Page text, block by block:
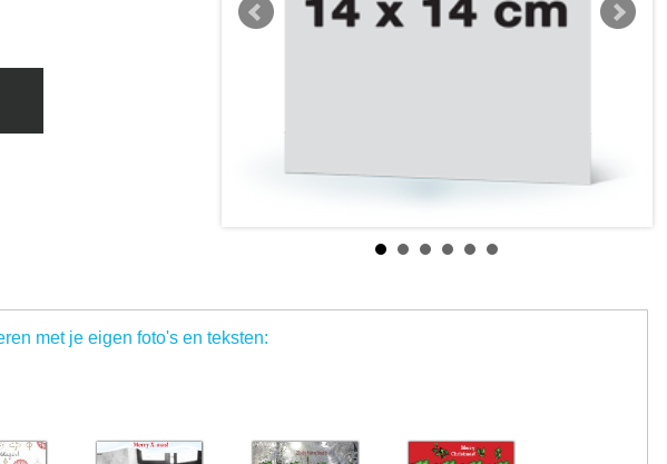
met je eigen foto's en teksten: